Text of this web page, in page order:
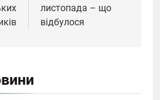
листопада – що
відбулося